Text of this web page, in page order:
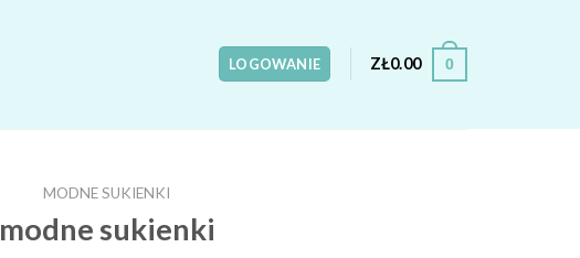
LOGOWANIE ZŁ0.00 0
MODNE SUKIENKI
modne sukienki